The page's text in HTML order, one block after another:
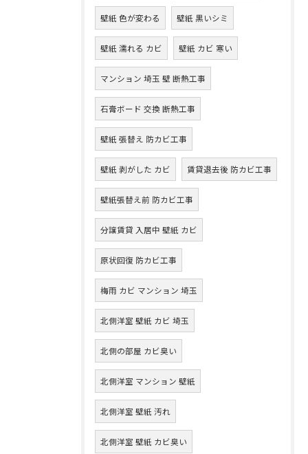
壁紙 色が変わる 壁紙 黒いシミ
壁紙 濡れる カビ 壁紙 カビ 寒い
マンション 埼玉 壁 断熱工事
石膏ボード 交換 断熱工事
壁紙 張替え 防カビ工事
壁紙 剥がした カビ 賃貸退去後 防カビ工事
壁紙張替え前 防カビ工事
分譲賃貸 入居中 壁紙 カビ
原状回復 防カビ工事
梅雨 カビ マンション 埼玉
北側洋室 壁紙 カビ 埼玉
北側の部屋 カビ臭い
北側洋室 マンション 壁紙
北側洋室 壁紙 汚れ
北側洋室 壁紙 カビ臭い